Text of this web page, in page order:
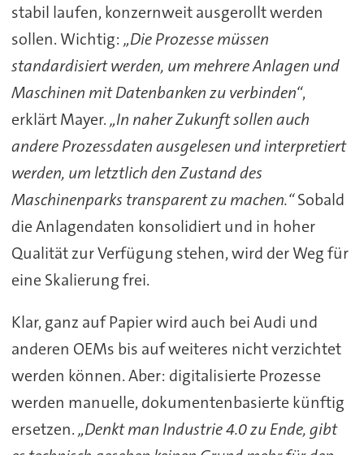
stabil laufen, konzernweit ausgerollt werden
sollen. Wichtig: „Die Prozesse müssen
standardisiert werden, um mehrere Anlagen und
Maschinen mit Datenbanken zu verbinden“,
erklärt Mayer.„In naher Zukunft sollen auch
andere Prozessdaten ausgelesen und interpretiert
werden, um letztlich den Zustand des
Maschinenparks transparent zu machen.“Sobald
die Anlagendaten konsolidiert und in hoher
Qualität zur Verfügung stehen, wird der Weg für
eine Skalierung frei.
Klar, ganz auf Papier wird auch bei Audi und
anderen OEMs bis auf weiteres nicht verzichtet
werden können. Aber: digitalisierte Prozesse
werden manuelle, dokumentenbasierte künftig
ersetzen.„Denkt man Industrie 4.0 zu Ende, gibt